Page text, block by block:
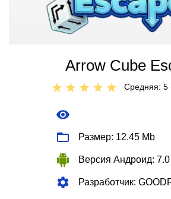
Arrow Cube
Средняя: 5
Размер: 12.45 Mb
Версия Андроид: 7.0
Разработчик: